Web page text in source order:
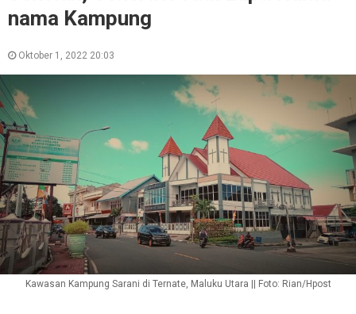
nama Kampung
Oktober 1, 2022 20:03
Kawasan Kampung Sarani di Ternate, Maluku Utara || Foto: Rian/Hpost